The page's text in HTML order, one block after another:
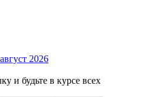
2026
и будьте в курсе всех